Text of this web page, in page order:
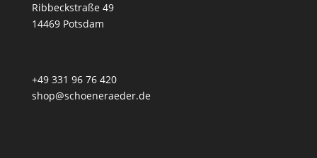
Ribbeckstraße 49
14469 Potsdam
+49 331 96 76 420
shop@schoeneraeder.de